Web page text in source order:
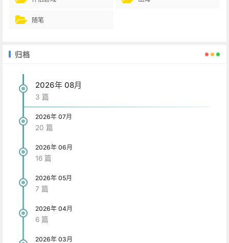
随笔
归档
2026年 08月
3 篇
2026年 07月
20 篇
2026年 06月
16 篇
2026年 05月
7 篇
2026年 04月
6 篇
2026年 03月